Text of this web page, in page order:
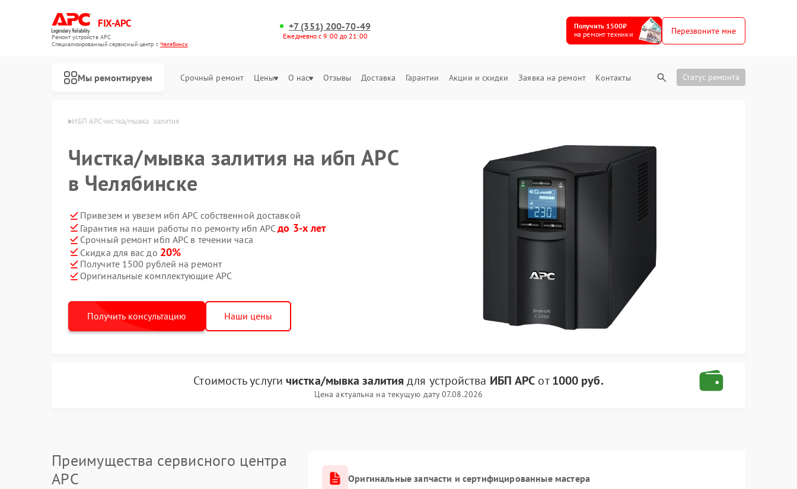
FIX-APC
Ремонт устройств APC
Специализированный cервисный центр г.Челябинск
+7 (351) 200-70-49
Ежедневно с 9:00 до 21:00
Получить 1500₽
на ремонт техники
Перезвоните мне
Мы ремонтируем Срочный ремонт Цены О нас Отзывы Доставка Гарантии Акции и скидки Заявка на ремонт Контакты Статус ремонта
APC в Челябинске ИБП APC чистка/мывка  залития
Чистка/мывка залития на ибп APC
в Челябинске
Привезем и увезем ибп APC собственной доставкой
Гарантия на наши работы по ремонту ибп APCдо 3-х лет
Срочный ремонт ибп APC в течении часа
Скидка для вас до 20%
Получите 1500 рублей на ремонт
Оригинальные комплектующие APC
Получить консультацию Наши цены
Стоимость услугичистка/мывка залития для устройства ИБП APC от1000 руб.
Цена актуальна на текущую дату 07.08.2026
Преимущества сервисного центра
APC
Оригинальные запчасти и сертифицированные мастера